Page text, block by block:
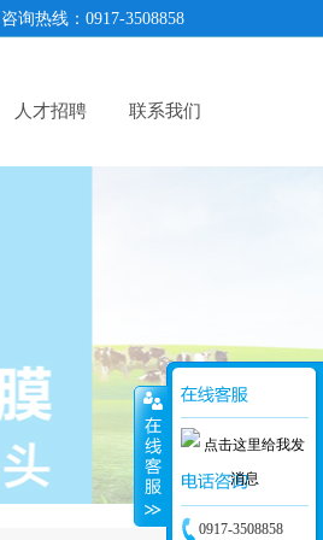
咨询热线：0917-3508858
人才招聘 联系我们
0917-3508858